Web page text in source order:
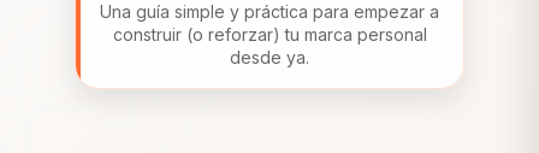
Una guía simple y práctica para empezar a
construir (o reforzar) tu marca personal
desde ya.